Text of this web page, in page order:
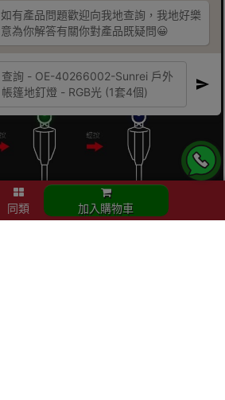
如有產品問題歡迎向我地查詢，我地好樂
意為你解答有關你對產品既疑問😀
同類 加入購物車